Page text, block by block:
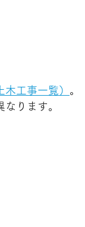
工事一覧）
。
ります。